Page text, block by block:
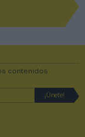
contenidos